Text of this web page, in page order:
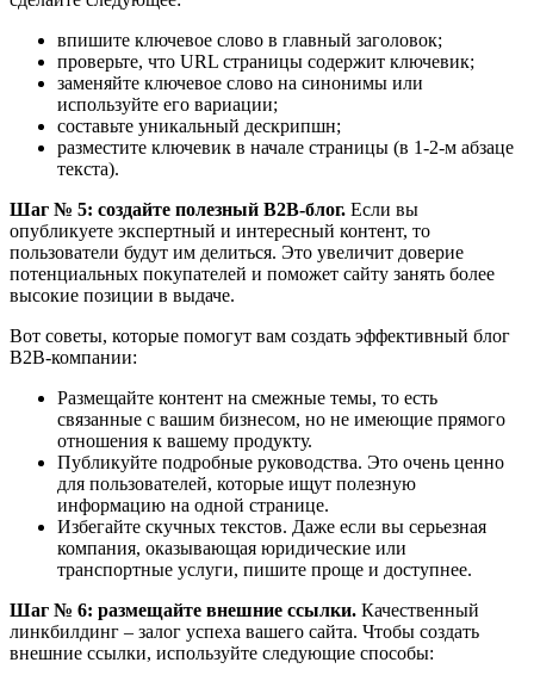
впишите ключевое слово в главный заголовок;
проверьте, что URL страницы содержит ключевик;
заменяйте ключевое слово на синонимы или
используйте его вариации;
составьте уникальный дескрипшн;
разместите ключевик в начале страницы (в 1-2-м абзаце
текста).
Шаг № 5: создайте полезный В2В-блог. Если вы
опубликуете экспертный и интересный контент, то
пользователи будут им делиться. Это увеличит доверие
потенциальных покупателей и поможет сайту занять более
высокие позиции в выдаче.
Вот советы, которые помогут вам создать эффективный блог
В2В-компании:
Размещайте контент на смежные темы, то есть
связанные с вашим бизнесом, но не имеющие прямого
отношения к вашему продукту.
Публикуйте подробные руководства. Это очень ценно
для пользователей, которые ищут полезную
информацию на одной странице.
Избегайте скучных текстов. Даже если вы серьезная
компания, оказывающая юридические или
транспортные услуги, пишите проще и доступнее.
Шаг № 6: размещайте внешние ссылки. Качественный
линкбилдинг – залог успеха вашего сайта. Чтобы создать
внешние ссылки, используйте следующие способы: